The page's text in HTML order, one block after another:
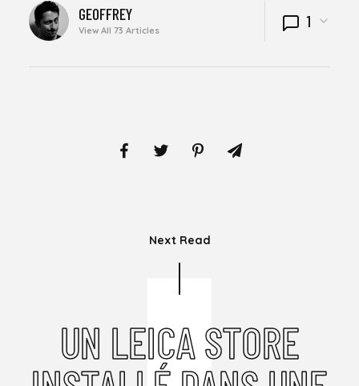
WRITTEN
BY
GEOFFREY
View All 73 Articles 1
Next Read
UN LEICA STORE